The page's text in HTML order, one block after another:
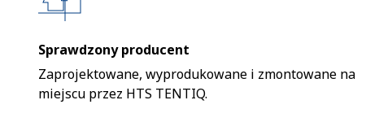
Sprawdzony producent
Zaprojektowane, wyprodukowane i zmontowane na
miejscu przez HTS TENTIQ.